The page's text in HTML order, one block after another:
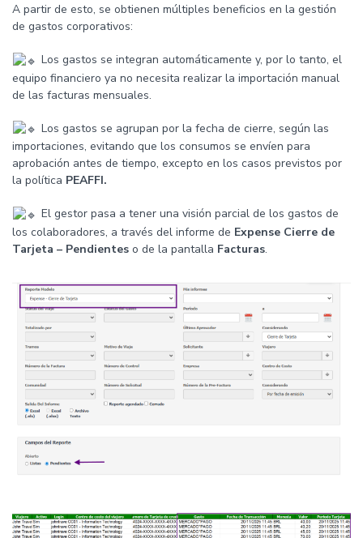
A partir de esto, se obtienen múltiples beneficios en la gestión
de gastos corporativos:
Los gastos se integran automáticamente y, por lo tanto, el
equipo financiero ya no necesita realizar la importación manual
de las facturas mensuales.
Los gastos se agrupan por la fecha de cierre, según las
importaciones, evitando que los consumos se envíen para
aprobación antes de tiempo, excepto en los casos previstos por
la política PEAFFI.
El gestor pasa a tener una visión parcial de los gastos de
los colaboradores, a través del informe de Expense Cierre de
Tarjeta – Pendientes o de la pantalla Facturas.